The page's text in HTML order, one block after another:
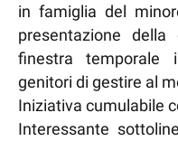
in famiglia del
presentazione
finestra temporale
genitori di gestire al
Iniziativa cumulabile
Interessante